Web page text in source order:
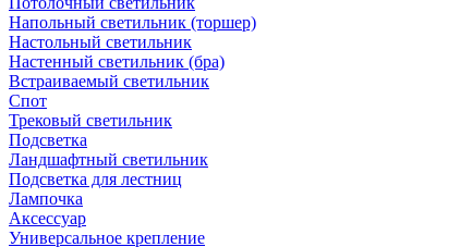
Напольный светильник (торшер)
Настольный светильник
Настенный светильник (бра)
Встраиваемый светильник
Спот
Трековый светильник
Подсветка
Ландшафтный светильник
Подсветка для лестниц
Лампочка
Аксессуар
Универсальное крепление